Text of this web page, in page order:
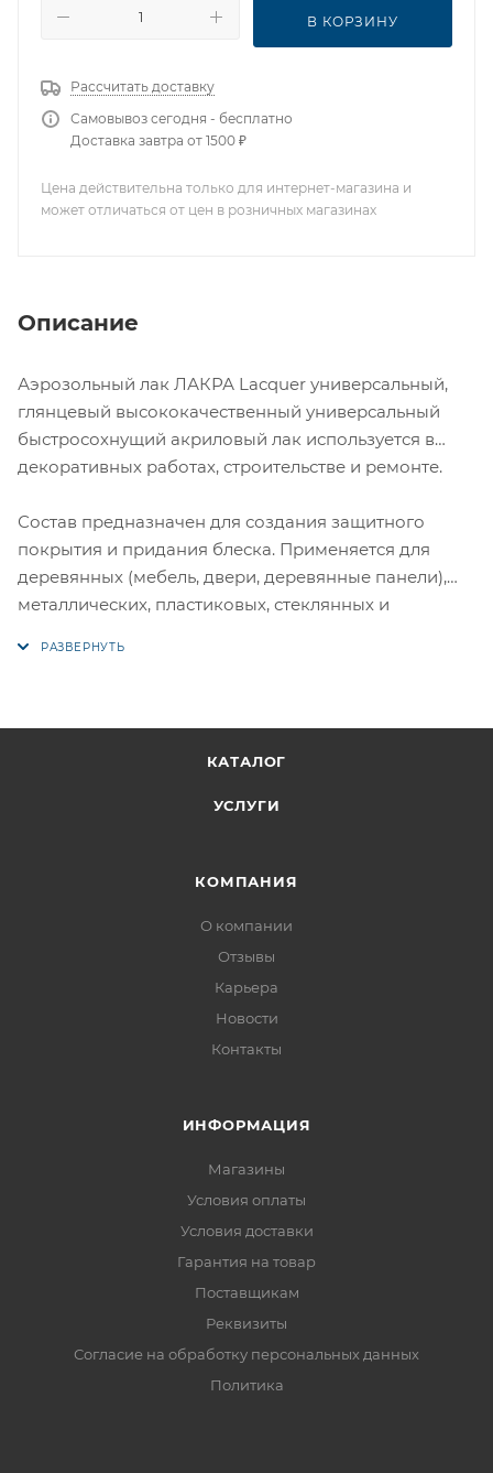
В КОРЗИНУ
Рассчитать доставку
Самовывоз сегодня - бесплатно
Доставка завтра от 1500 ₽
Цена действительна только для интернет-магазина и
может отличаться от цен в розничных магазинах
Описание
Аэрозольный лак ЛАКРА Lacquer универсальный,
глянцевый высококачественный универсальный
быстросохнущий акриловый лак используется в
декоративных работах, строительстве и ремонте.
Состав предназначен для создания защитного
покрытия и придания блеска. Применяется для
деревянных (мебель, двери, деревянные панели),
металлических, пластиковых, стеклянных и
КАТАЛОГ
УСЛУГИ
КОМПАНИЯ
О компании
Отзывы
Карьера
Новости
Контакты
ИНФОРМАЦИЯ
Магазины
Условия оплаты
Условия доставки
Гарантия на товар
Поставщикам
Реквизиты
Согласие на обработку персональных данных
Политика